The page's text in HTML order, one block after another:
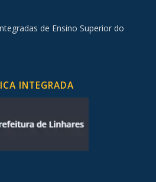
de Ensino Superior do
INTEGRADA